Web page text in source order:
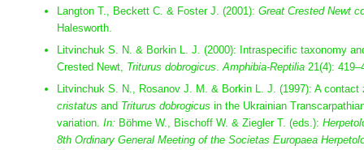
Langton T., Beckett C. & Foster J. (2001): Great Crested Newt
Halesworth.
Litvinchuk S. N. & Borkin L. J. (2000): Intraspecific taxonomy
Crested Newt, Triturus dobrogicus.Amphibia-Reptilia 21(4):
Litvinchuk S. N., Rosanov J. M. & Borkin L. J. (1997): A
cristatus and Triturus dobrogicus in the Ukrainian
variation. In: Böhme W., Bischoff W. & Ziegler T. (eds.):
8th Ordinary General Meeting of the Societas Europaea